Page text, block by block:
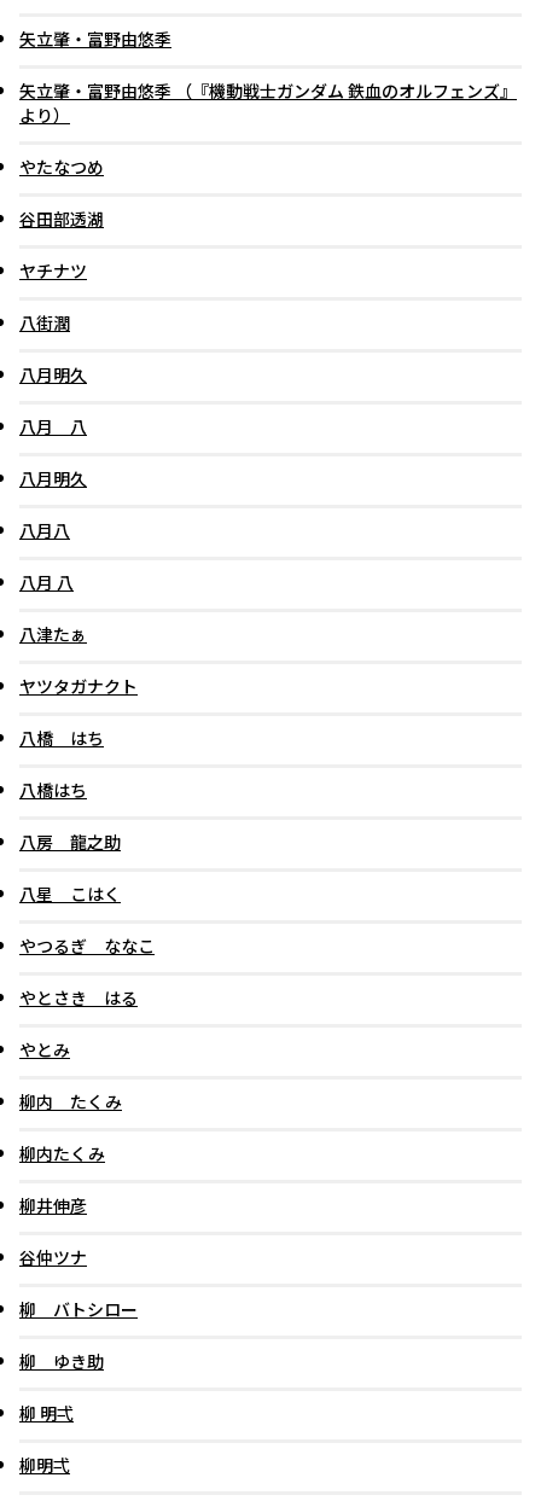
矢立肇・富野由悠季
矢立肇・富野由悠季 （『機動戦士ガンダム 鉄血のオルフェンズ』
より）
やたなつめ
谷田部透湖
ヤチナツ
八街潤
八月明久
八月 八
八月明久
八月八
八月 八
八津たぁ
ヤツタガナクト
八橋 はち
八橋はち
八房 龍之助
八星 こはく
やつるぎ ななこ
やとさき はる
やとみ
柳内 たくみ
柳内たくみ
柳井伸彦
谷仲ツナ
柳 バトシロー
柳 ゆき助
柳 明弌
柳明弌